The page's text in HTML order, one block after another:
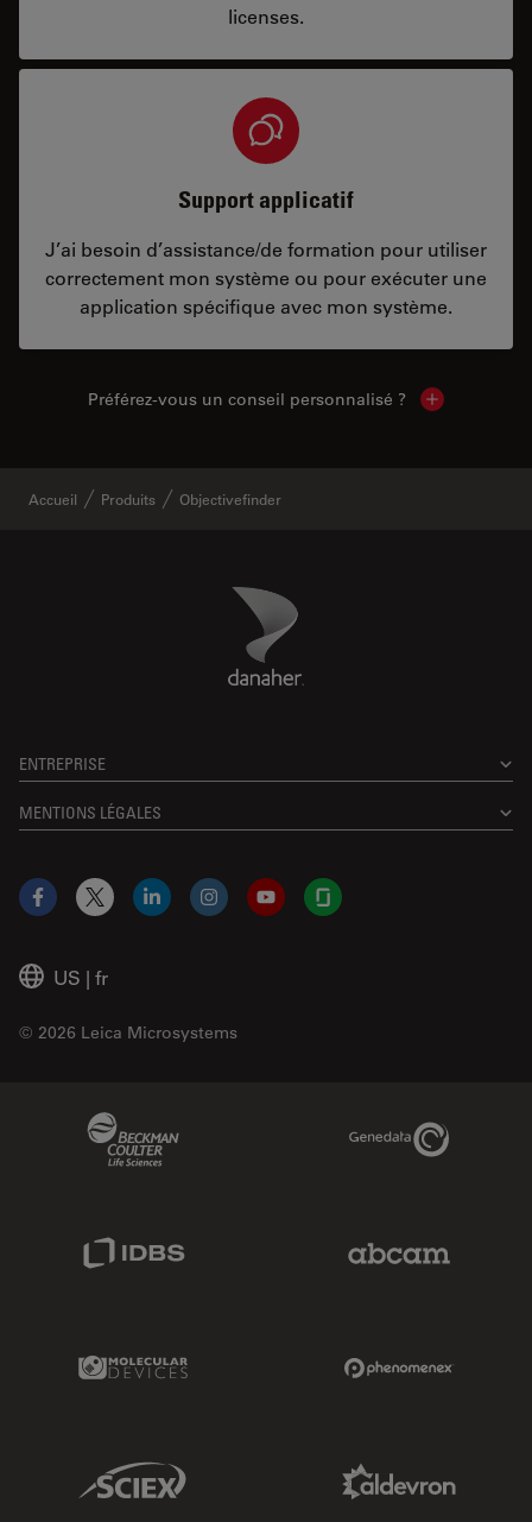
licenses.
Support applicatif
J’ai besoin d’assistance/de formation pour utiliser
correctement mon système ou pour exécuter une
application spécifique avec mon système.
Préférez-vous un conseil personnalisé ? Show local
Accueil Produits Objectivefinder
Danaher Logo
ENTREPRISE
MENTIONS LÉGALES
US | fr
© 2026 Leica Microsystems
Facebook
X LinkedInInstagramYouTubeGlassdoor
Genedata Link
Molecular Devices Link
Sciex Link